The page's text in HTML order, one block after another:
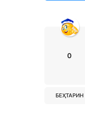
0
БЕҲТАРИН